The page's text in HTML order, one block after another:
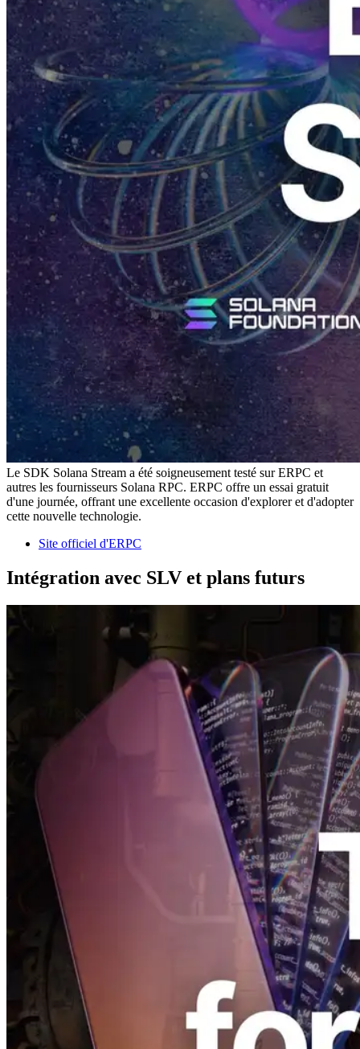
Le SDK Solana Stream a été soigneusement testé sur ERPC et
autres les fournisseurs Solana RPC. ERPC offre un essai gratuit
d'une journée, offrant une excellente occasion d'explorer et d'adopter
cette nouvelle technologie.
Site officiel d'ERPC
Intégration avec SLV et plans futurs